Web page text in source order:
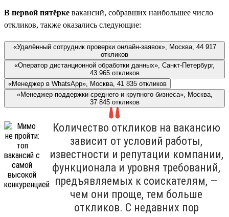
В первой пятёрке вакансий, собравших наибольшее число
откликов, также оказались следующие:
«Удалённый сотрудник проверки онлайн-заявок», Москва, 44 917
откликов
«Оператор дистанционной обработки данных», Санкт-Петербург,
43 965 откликов
«Менеджер в WhatsApp», Москва, 41 835 откликов
«Менеджер поддержки среднего и крупного бизнеса», Москва,
37 845 откликов
Количество откликов на вакансию
зависит от условий работы,
известности и репутации компании,
функционала и уровня требований,
предъявляемых к соискателям, —
чем они проще, тем больше
откликов. С недавних пор